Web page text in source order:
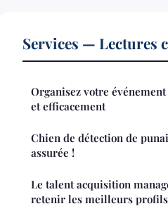
Services — Lectures
Organisez votre
et efficacement
Chien de détection de
assurée !
Le talent acquisition
retenir les meilleurs profils